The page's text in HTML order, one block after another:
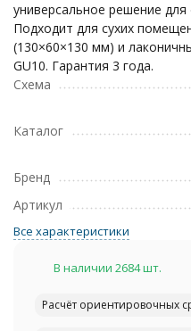
универсальное решение
Подходит для сухих
(130×60×130 мм) и
GU10. Гарантия 3 года.
Схема
Каталог
Бренд
Артикул
Все характеристики
В наличии 2684 шт.
Расчёт ориентировочных